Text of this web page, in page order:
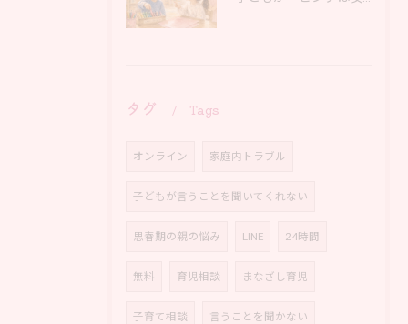
タグ Tags
オンライン 家庭内トラブル
子どもが言うことを聞いてくれない
思春期の親の悩み LINE 24時間
無料 育児相談 まなざし育児
子育て相談 言うことを聞かない